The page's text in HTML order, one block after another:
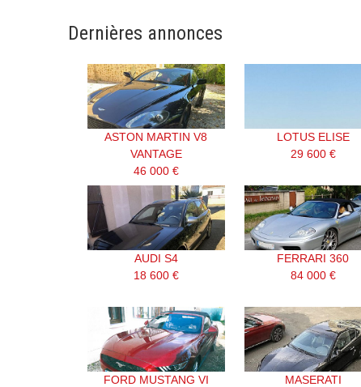
Dernières annonces
ASTON MARTIN V8
VANTAGE
46 000 €
LOTUS ELISE
29 600 €
AUDI S4
18 600 €
FERRARI 360
84 000 €
FORD MUSTANG VI
MASERATI